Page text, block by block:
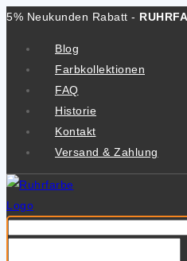
Zum
5% Neukunden Rabatt -
Blog
Farbkollektionen
FAQ
Historie
Kontakt
Versand & Zahlung